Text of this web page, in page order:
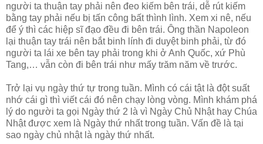
người ta thuận tay phải nên đeo kiếm bên trái, dễ rút kiếm
bằng tay phải nếu bị tấn công bất thình lình. Xem xi nê, nếu
để ý thì các hiệp sĩ đạo đều đi bên trái. Ông thần Napoleon
lại thuận tay trái nên bắt binh lính đi duyệt binh phải, từ đó
người ta lái xe bên tay phải trong khi ở Anh Quốc, xứ Phù
Tang,… vẫn còn đi bên trái như mấy trăm năm về trước.
Trở lại vụ ngày thứ tự trong tuần. Mình có cái tật là đột suất
nhớ cái gì thì viết cái đó nên chạy lòng vòng. Mình khám phá
lý do người ta gọi Ngày thứ 2 là vì Ngày Chủ Nhật hay Chúa
Nhật được xem là Ngày thứ nhất trong tuần. Vấn đề là tại
sao ngày chủ nhật là ngày thứ nhất.